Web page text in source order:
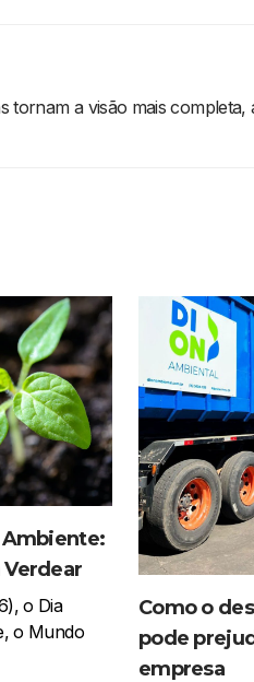
tornam a visão mais completa,
o Dia
o Mundo
Como o
pode
empresa